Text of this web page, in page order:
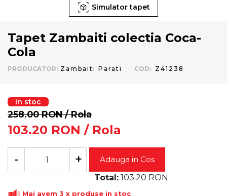
Simulator tapet
Tapet Zambaiti colectia Coca-
Cola
PRODUCATOR: Zambaiti Parati COD: Z41238
in stoc
258.00 RON / Rola
103.20 RON / Rola
- +
Adauga in Cos
Total: 103.20 RON
Mai avem 3 x produse in stoc